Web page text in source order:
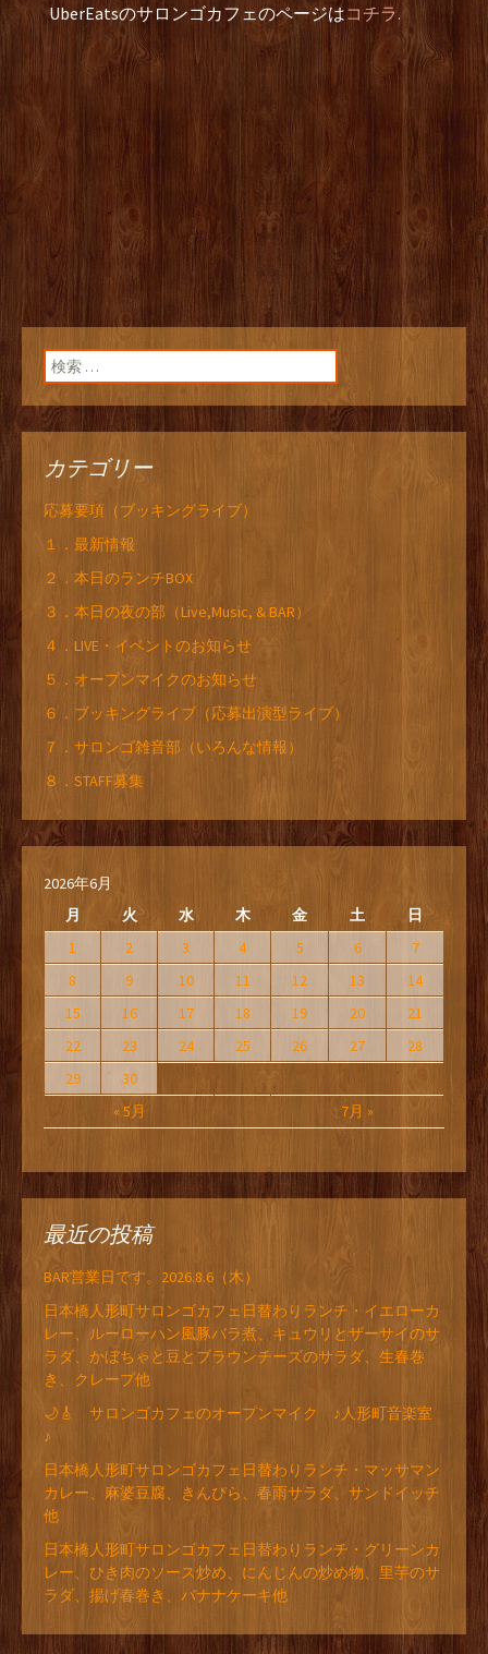
UberEatsのサロンゴカフェのページはコチラ.
検索:
カテゴリー
応募要項（ブッキングライブ）
１．最新情報
２．本日のランチBOX
３．本日の夜の部（Live,Music, & BAR）
４．LIVE・イベントのお知らせ
５．オープンマイクのお知らせ
６．ブッキングライブ（応募出演型ライブ）
７．サロンゴ雑音部（いろんな情報）
８．STAFF募集
2026年6月
月
火 水 木 金 土 日
« 5月 7月 »
1 2 3 4 5 6
7
8
9 10 11 12 13
14
15
16 17 18 19 20
21
22
23 24 25 26 27
28
29
30
最近の投稿
BAR営業日です。2026.8.6（木）
日本橋人形町サロンゴカフェ日替わりランチ・イエローカ
レー、ルーローハン風豚バラ煮、キュウリとザーサイのサ
ラダ、かぼちゃと豆とブラウンチーズのサラダ、生春巻
き、クレープ他
🌙🎸 サロンゴカフェのオープンマイク ♪人形町音楽室
♪
日本橋人形町サロンゴカフェ日替わりランチ・マッサマン
カレー、麻婆豆腐、きんぴら、春雨サラダ、サンドイッチ
他
日本橋人形町サロンゴカフェ日替わりランチ・グリーンカ
レー、ひき肉のソース炒め、にんじんの炒め物、里芋のサ
ラダ、揚げ春巻き、バナナケーキ他